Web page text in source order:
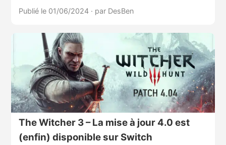
Publié le 01/06/2024 · par DesBen
The Witcher 3 – La mise à jour 4.0 est
(enfin) disponible sur Switch